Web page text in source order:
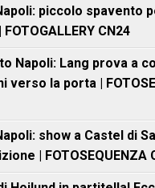
piccolo spavento
CN24
Napoli: Lang prova a
verso la porta |
show a Castel di
| FOTOSEQUENZA